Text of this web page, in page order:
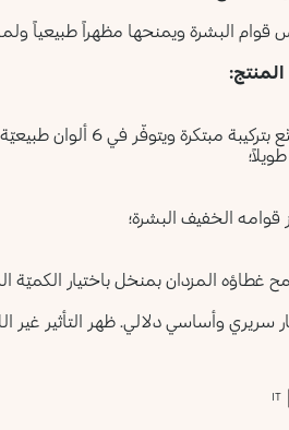
قوام البشرة ويمنحها مظهراً طبيعياً
المنتج:
- يتمتّع بتركيبة
قوامه الخفيف البشرة؛
غطاؤه المزدان بمنخل باختيار
وأساسي دلالي. ظهر التأثير غير اللامع على 60% من المستهلكات بعد 12
IT